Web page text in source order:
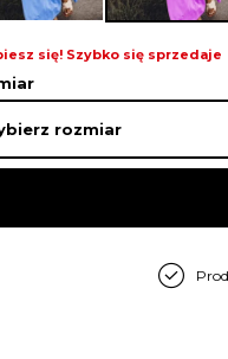
się! Szybko się sprzedaje